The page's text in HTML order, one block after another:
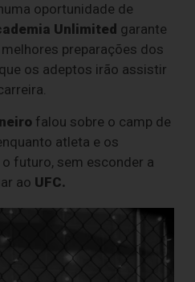
oportunidade de
Unlimited garante
preparações dos
os adeptos irão assistir
falou sobre o camp de
atleta e os
futuro, sem esconder a
ao UFC.